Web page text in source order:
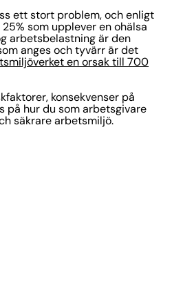
ett stort problem, och enligt
som upplever en ohälsa
arbetsbelastning är den
anges och tyvärr är det
en orsak till 700
konsekvenser på
på hur du som arbetsgivare
säkrare arbetsmiljö.